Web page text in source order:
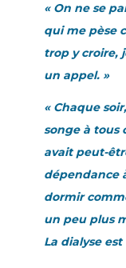
« On ne se
qui me pèse
trop y croire,
un appel. »
« Chaque
songe à tous
avait peut-
dépendance
dormir
un peu plus
La dialyse